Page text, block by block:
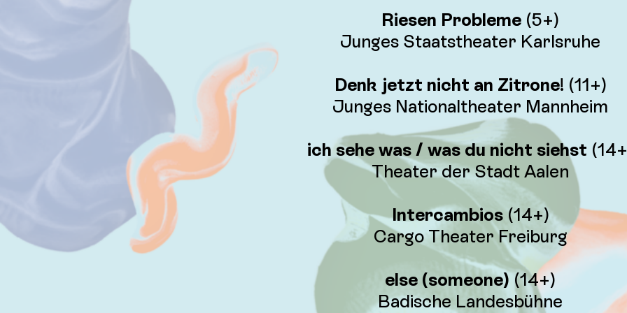
Riesen Probleme (5+)
Junges Staatstheater Karlsruhe
Denk jetzt nicht an Zitrone! (11+)
Junges Nationaltheater Mannheim
ich sehe was / was du nicht siehst
Theater der Stadt Aalen
Intercambios(14+)
Cargo Theater Freiburg
else (someone) (14+)
Badische Landesbühne